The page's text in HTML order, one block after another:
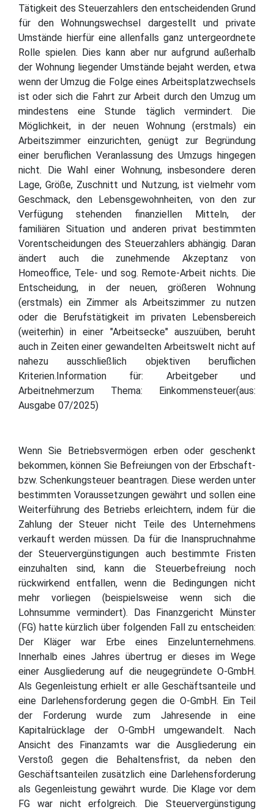
Tätigkeit des Steuerzahlers den entscheidenden Grund
für den Wohnungswechsel dargestellt und private
Umstände hierfür eine allenfalls ganz untergeordnete
Rolle spielen. Dies kann aber nur aufgrund außerhalb
der Wohnung liegender Umstände bejaht werden, etwa
wenn der Umzug die Folge eines Arbeitsplatzwechsels
ist oder sich die Fahrt zur Arbeit durch den Umzug um
mindestens eine Stunde täglich vermindert. Die
Möglichkeit, in der neuen Wohnung (erstmals) ein
Arbeitszimmer einzurichten, genügt zur Begründung
einer beruflichen Veranlassung des Umzugs hingegen
nicht. Die Wahl einer Wohnung, insbesondere deren
Lage, Größe, Zuschnitt und Nutzung, ist vielmehr vom
Geschmack, den Lebensgewohnheiten, von den zur
Verfügung stehenden finanziellen Mitteln, der
familiären Situation und anderen privat bestimmten
Vorentscheidungen des Steuerzahlers abhängig. Daran
ändert auch die zunehmende Akzeptanz von
Homeoffice, Tele- und sog. Remote-Arbeit nichts. Die
Entscheidung, in der neuen, größeren Wohnung
(erstmals) ein Zimmer als Arbeitszimmer zu nutzen
oder die Berufstätigkeit im privaten Lebensbereich
(weiterhin) in einer "Arbeitsecke" auszuüben, beruht
auch in Zeiten einer gewandelten Arbeitswelt nicht auf
nahezu ausschließlich objektiven beruflichen
Kriterien.Information für: Arbeitgeber und
Arbeitnehmerzum Thema: Einkommensteuer(aus:
Ausgabe 07/2025)
Wenn Sie Betriebsvermögen erben oder geschenkt
bekommen, können Sie Befreiungen von der Erbschaft-
bzw. Schenkungsteuer beantragen. Diese werden unter
bestimmten Voraussetzungen gewährt und sollen eine
Weiterführung des Betriebs erleichtern, indem für die
Zahlung der Steuer nicht Teile des Unternehmens
verkauft werden müssen. Da für die Inanspruchnahme
der Steuervergünstigungen auch bestimmte Fristen
einzuhalten sind, kann die Steuerbefreiung noch
rückwirkend entfallen, wenn die Bedingungen nicht
mehr vorliegen (beispielsweise wenn sich die
Lohnsumme vermindert). Das Finanzgericht Münster
(FG) hatte kürzlich über folgenden Fall zu entscheiden:
Der Kläger war Erbe eines Einzelunternehmens.
Innerhalb eines Jahres übertrug er dieses im Wege
einer Ausgliederung auf die neugegründete O-GmbH.
Als Gegenleistung erhielt er alle Geschäftsanteile und
eine Darlehensforderung gegen die O-GmbH. Ein Teil
der Forderung wurde zum Jahresende in eine
Kapitalrücklage der O-GmbH umgewandelt. Nach
Ansicht des Finanzamts war die Ausgliederung ein
Verstoß gegen die Behaltensfrist, da neben den
Geschäftsanteilen zusätzlich eine Darlehensforderung
als Gegenleistung gewährt wurde. Die Klage vor dem
FG war nicht erfolgreich. Die Steuervergünstigung